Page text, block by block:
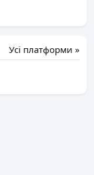
Усі платформи »